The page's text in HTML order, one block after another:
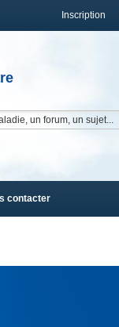
Inscription
contacter